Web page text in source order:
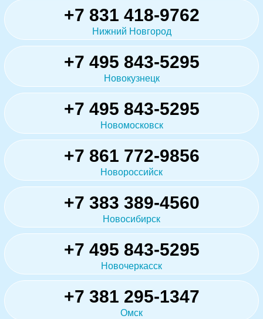
+7 831 418-9762
Нижний Новгород
+7 495 843-5295
Новокузнецк
+7 495 843-5295
Новомосковск
+7 861 772-9856
Новороссийск
+7 383 389-4560
Новосибирск
+7 495 843-5295
Новочеркасск
+7 381 295-1347
Омск